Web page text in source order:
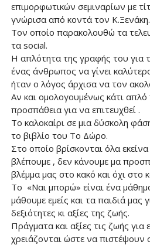
επιμορφωτικών σεμιναρίων με
γνώρισα από κοντά τον Κ.Ξενάκη.
Τον οποίο παρακολουθώ τα
τα social.
Η απλότητα της γραφής του για
ένας άνθρωπος να γίνει
ήταν ο λόγος άρχισα να τον
Αν και ομολογουμένως κάτι απλό
προσπάθεια για να επιτευχθεί .
Το καλοκαίρι σε μια δύσκολη
το βιβλίο του Το Δώρο.
Στο οποίο βρίσκονται όλα
βλέπουμε , δεν κάνουμε μα
βλέμμα μας στο κακό και όχι στο
Το «Ναι μπορώ» είναι ένα
μάθουμε εμείς και τα παιδιά μας
δεξιότητες κι αξίες της ζωής.
Πράγματα και αξίες τις ζωής για
χρειάζονται ώστε να